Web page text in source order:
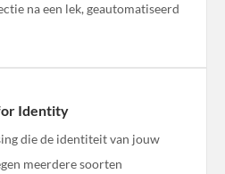
na een lek, geautomatiseerd
Identity
die de identiteit van jouw
meerdere soorten